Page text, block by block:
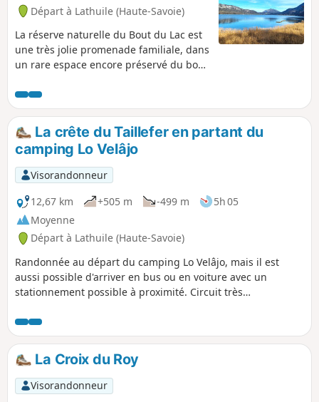
Départ à Lathuile (Haute-Savoie)
La réserve naturelle du Bout du Lac est
une très jolie promenade familiale, dans
un rare espace encore préservé du bord
Bout du Lac vous invite à une
découverte d'un espace de nature
protégé. Cet espace humide est traversé
par deux cours d’eau, l’Eau Morte et l’Ire,
qui alimentent le lac d’Annecy.
La crête du Taillefer en partant du
camping Lo Velâjo
Visorandonneur
12,67 km
+505 m -499 m
5h 05
Moyenne
Départ à Lathuile (Haute-Savoie)
Randonnée au départ du camping Lo Velâjo, mais il est
aussi possible d'arriver en bus ou en voiture avec un
stationnement possible à proximité. Circuit très
la journée (il y a plusieurs endroits pour pique-niquer) avec
de jolis points de vue sur le Lac d'Annecy. La majeure partie
du tracé se situe dans les bois, donc vous serez à l'abri du
soleil en cas de fortes chaleurs.
La Croix du Roy
Visorandonneur